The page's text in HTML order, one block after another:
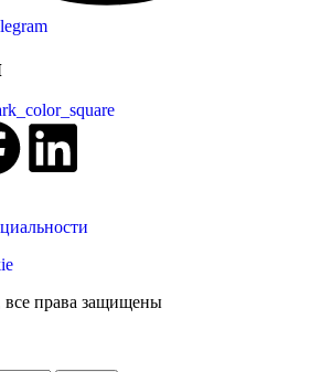
все права защищены